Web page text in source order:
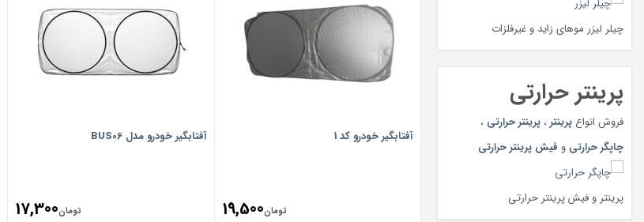
چیلر لیزر موهای زاید و غیرفلزات
پرینتر حرارتی
فروش انواع پرینتر ، پرینتر حرارتی ،
چاپگر حرارتی و فیش پرینتر حرارتی
پرینتر و فیش پرینتر حرارتی
آفتابگیر خودرو کد 1
تومان19,500
آفتابگیر خودرو مدل BUS06
تومان17,300